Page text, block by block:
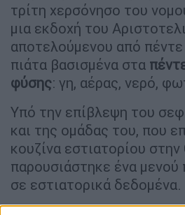
τρίτη χερσόνησο του
μια εκδοχή του
αποτελούμενου από
πιάτα βασισμένα στα
φύσης: γη, αέρας, νερό,
Υπό την επίβλεψη του
και της ομάδας του, που
κουζίνα εστιατορίου
παρουσιάστηκε ένα
σε εστιατορικά δεδομένα.